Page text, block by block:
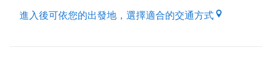
進入後可依您的出發地，選擇適合的交通方式